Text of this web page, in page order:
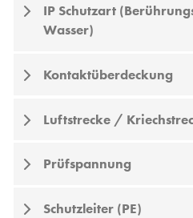
IP Schutzart
Wasser)
Kontaktüberdeckung
Luftstrecke /
Prüfspannung
Schutzleiter (PE)